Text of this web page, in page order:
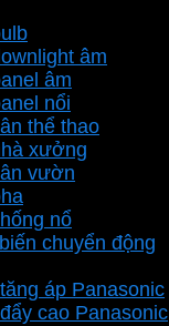
âm
âm
nổi
thể thao
xưởng
vườn
nổ
chuyển động
áp Panasonic
cao Panasonic